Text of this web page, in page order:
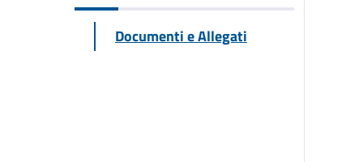
Documenti e Allegati